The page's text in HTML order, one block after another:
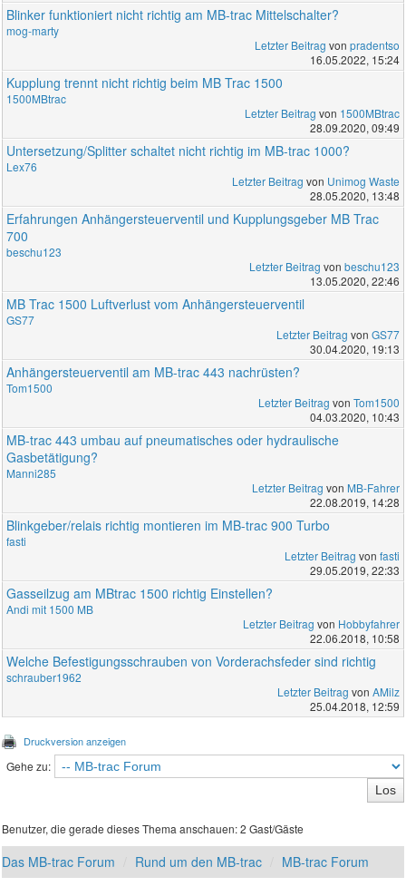
Blinker funktioniert nicht richtig am MB-trac Mittelschalter?
mog-marty
Letzter Beitrag von pradentso
16.05.2022, 15:24
Kupplung trennt nicht richtig beim MB Trac 1500
1500MBtrac
Letzter Beitrag von 1500MBtrac
28.09.2020, 09:49
Untersetzung/Splitter schaltet nicht richtig im MB-trac 1000?
Lex76
Letzter Beitrag von Unimog Waste
28.05.2020, 13:48
Erfahrungen Anhängersteuerventil und Kupplungsgeber MB Trac
700
beschu123
Letzter Beitrag von beschu123
13.05.2020, 22:46
MB Trac 1500 Luftverlust vom Anhängersteuerventil
GS77
Letzter Beitrag von GS77
30.04.2020, 19:13
Anhängersteuerventil am MB-trac 443 nachrüsten?
Tom1500
Letzter Beitrag von Tom1500
04.03.2020, 10:43
MB-trac 443 umbau auf pneumatisches oder hydraulische
Gasbetätigung?
Manni285
Letzter Beitrag von MB-Fahrer
22.08.2019, 14:28
Blinkgeber/relais richtig montieren im MB-trac 900 Turbo
fasti
Letzter Beitrag von fasti
29.05.2019, 22:33
Gasseilzug am MBtrac 1500 richtig Einstellen?
Andi mit 1500 MB
Letzter Beitrag von Hobbyfahrer
22.06.2018, 10:58
Welche Befestigungsschrauben von Vorderachsfeder sind richtig
schrauber1962
Letzter Beitrag von AMilz
25.04.2018, 12:59
Druckversion anzeigen
Gehe zu:
Benutzer, die gerade dieses Thema anschauen: 2 Gast/Gäste
Das MB-trac Forum Rund um den MB-trac MB-trac Forum